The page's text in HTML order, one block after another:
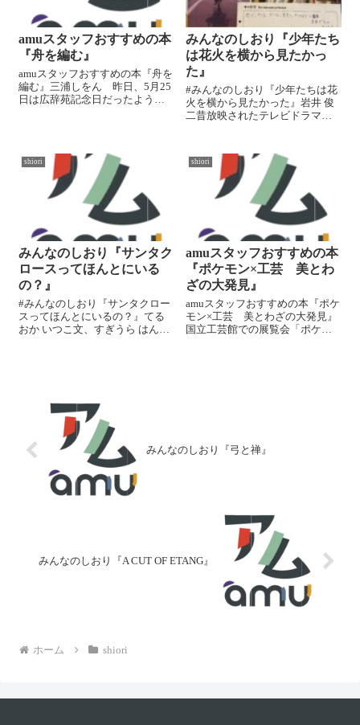
amuスタッフおすすめの本
『舟を編む』
amuスタッフおすすめの本『舟を
編む』三浦しをん 昨日、5月25
日は広辞苑記念日だったようで
す。辞書づくりへの熱い思い
や、ことばを紡...
みんなのしおり『少年たち
は花火を横から見たかっ
た』
#みんなのしおり『少年たちは花
火を横から見たかった』岩井 俊
二昔放映されたテレビドラマ版
れなかった幻のエピソードを含
めて再構成した青春の物語。前
作はifとして分岐があり、その後
shiori
みんなのしおり『サンタク
ロースってほんとにいる
の？』
#みんなのしおり『サンタクロー
スってほんとにいるの？』てる
おか いつこ文、すぎうら はんも
に、お父さん...
shiori
amuスタッフおすすめの本
『ポケモン×工芸 美とわ
ざの大発見』
amuスタッフおすすめの本『ポケ
モン×工芸 美とわざの大発見』
国立工芸館での展覧会「ポケモ
みんなのしおり『弓と禅』
みんなのしおり『A CUT OF ETANG』
ホーム shiori